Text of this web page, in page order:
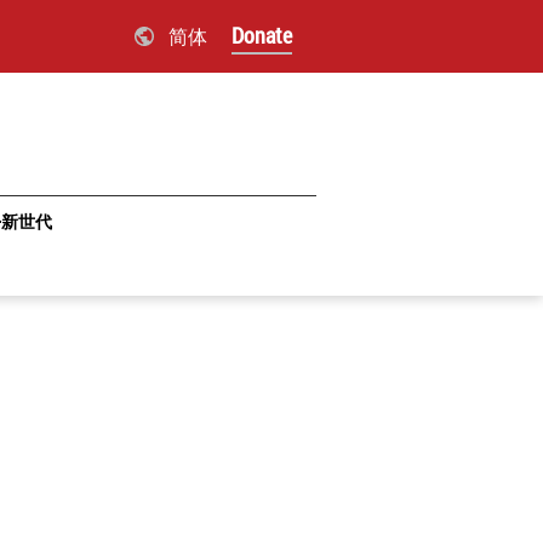
简体 Donate
世代